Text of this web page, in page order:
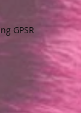
GPSR
GPSR über die
EU